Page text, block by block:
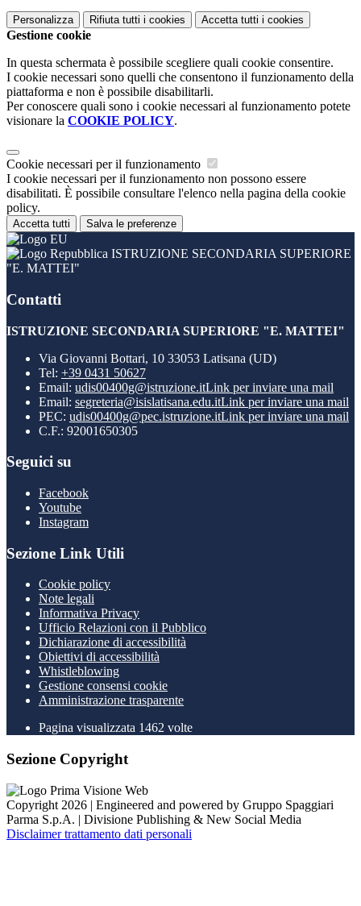
Personalizza Rifiuta tutti i cookies Accetta tutti i cookies
Gestione cookie
In questa schermata è possibile scegliere quali cookie consentire.
I cookie necessari sono quelli che consentono il funzionamento della
piattaforma e non è possibile disabilitarli.
Per conoscere quali sono i cookie necessari al funzionamento potete
visionare la COOKIE POLICY.
Cookie necessari per il funzionamento
I cookie necessari per il funzionamento non possono essere
disabilitati. È possibile consultare l'elenco nella pagina della cookie
policy.
Accetta tutti Salva le preferenze
ISTRUZIONE SECONDARIA SUPERIORE
"E. MATTEI"
Contatti
ISTRUZIONE SECONDARIA SUPERIORE "E. MATTEI"
Via Giovanni Bottari, 10 33053 Latisana (UD)
Tel: +39 0431 50627
Email: udis00400g@istruzione.itLink per inviare una mail
Email: segreteria@isislatisana.edu.itLink per inviare una mail
PEC: udis00400g@pec.istruzione.itLink per inviare una mail
C.F.: 92001650305
Seguici su
Facebook
Youtube
Instagram
Sezione Link Utili
Cookie policy
Note legali
Informativa Privacy
Ufficio Relazioni con il Pubblico
Dichiarazione di accessibilità
Obiettivi di accessibilità
Whistleblowing
Gestione consensi cookie
Amministrazione trasparente
Pagina visualizzata 1462 volte
Sezione Copyright
Copyright 2026 | Engineered and powered by Gruppo Spaggiari
Parma S.p.A. | Divisione Publishing & New Social Media
Disclaimer trattamento dati personali